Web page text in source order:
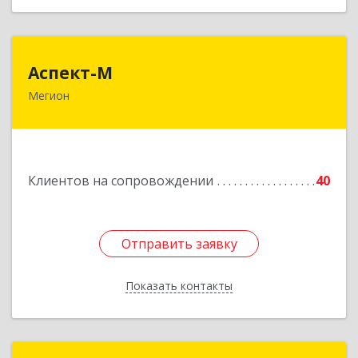
Аспект-М
Мегион
Клиентов на сопровождении 40
Отправить заявку
Показать контакты
628681, Ханты-Мансийский Автономный округ
Отправить заявку
Назад